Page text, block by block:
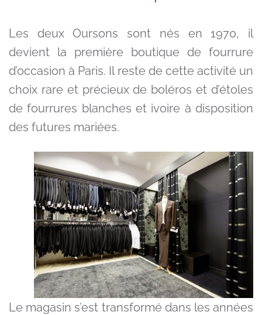
Les deux Oursons sont nés en 1970, il
devient la première boutique de fourrure
d’occasion à Paris. Il reste de cette activité un
choix rare et précieux de boléros et d’étoles
de fourrures blanches et ivoire à disposition
des futures mariées.
Le magasin s’est transformé dans les années